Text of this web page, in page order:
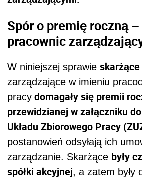
Spór o premię roczną
pracownic
W niniejszej sprawie skarżące
zarządzające w imieniu
pracy domagały się premii
przewidzianej w załączniku
Układu Zbiorowego Pracy
postanowień odsyłają ich
zarządzanie. Skarżące były
spółki akcyjnej, a zatem były